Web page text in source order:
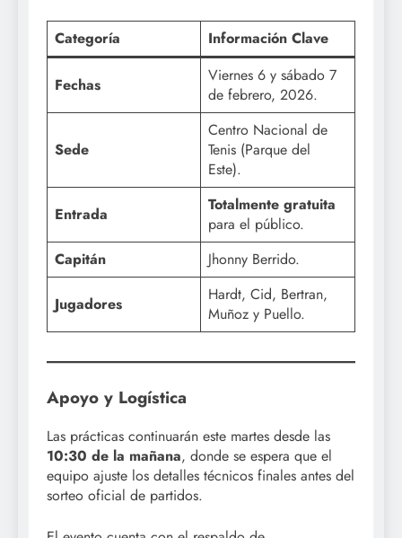
Categoría Información Clave
Fechas
Viernes 6 y sábado 7
de febrero, 2026.
Sede
Centro Nacional de
Tenis (Parque del
Este).
Entrada
Totalmente gratuita
para el público.
Capitán
Jhonny Berrido.
Jugadores
Hardt, Cid, Bertran,
Muñoz y Puello.
Apoyo y Logística
Las prácticas continuarán este martes desde las
10:30 de la mañana, donde se espera que el
equipo ajuste los detalles técnicos finales antes del
sorteo oficial de partidos.